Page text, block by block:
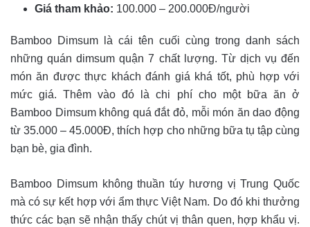
Giá tham khảo: 100.000 – 200.000Đ/người
Bamboo Dimsum là cái tên cuối cùng trong danh sách
những quán dimsum quận 7 chất lượng. Từ dịch vụ đến
món ăn được thực khách đánh giá khá tốt, phù hợp với
mức giá. Thêm vào đó là chi phí cho một bữa ăn ở
Bamboo Dimsum không quá đắt đỏ, mỗi món ăn dao động
từ 35.000 – 45.000Đ, thích hợp cho những bữa tụ tập cùng
bạn bè, gia đình.
Bamboo Dimsum không thuần túy hương vị Trung Quốc
mà có sự kết hợp với ẩm thực Việt Nam. Do đó khi thưởng
thức các bạn sẽ nhận thấy chút vị thân quen, hợp khẩu vị.